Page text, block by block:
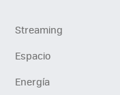
Streaming
Espacio
Energía